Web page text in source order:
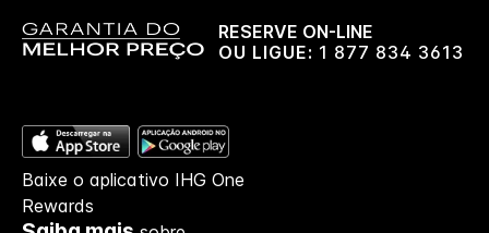
RESERVE ON-LINE
OU LIGUE: 1 877 834 3613
Baixe o aplicativo IHG One
Rewards